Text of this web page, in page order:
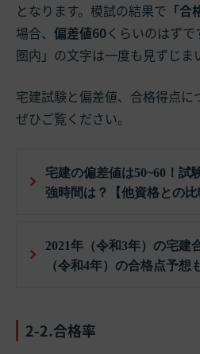
となります。模試の結果で 「合
場合、 偏差値60くらいのはず
圏内」の文字は一度も見ずじま
宅建試験と偏差値、合格得点に
ぜひご覧ください。
宅建の偏差値は50~60！試
強時間は？【他資格との比
2021年（令和3年）の宅建
（令和4年）の合格点予想
2-2.合格率